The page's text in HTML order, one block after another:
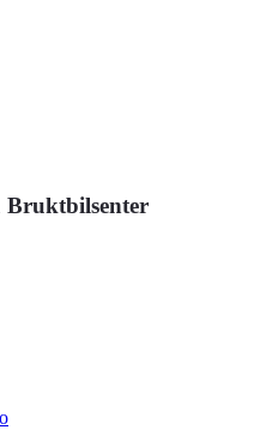
Bruktbilsenter